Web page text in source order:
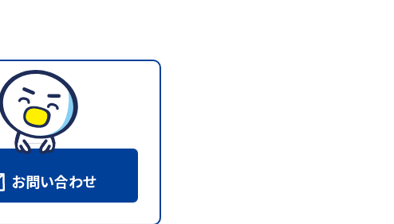
お問い合わせ